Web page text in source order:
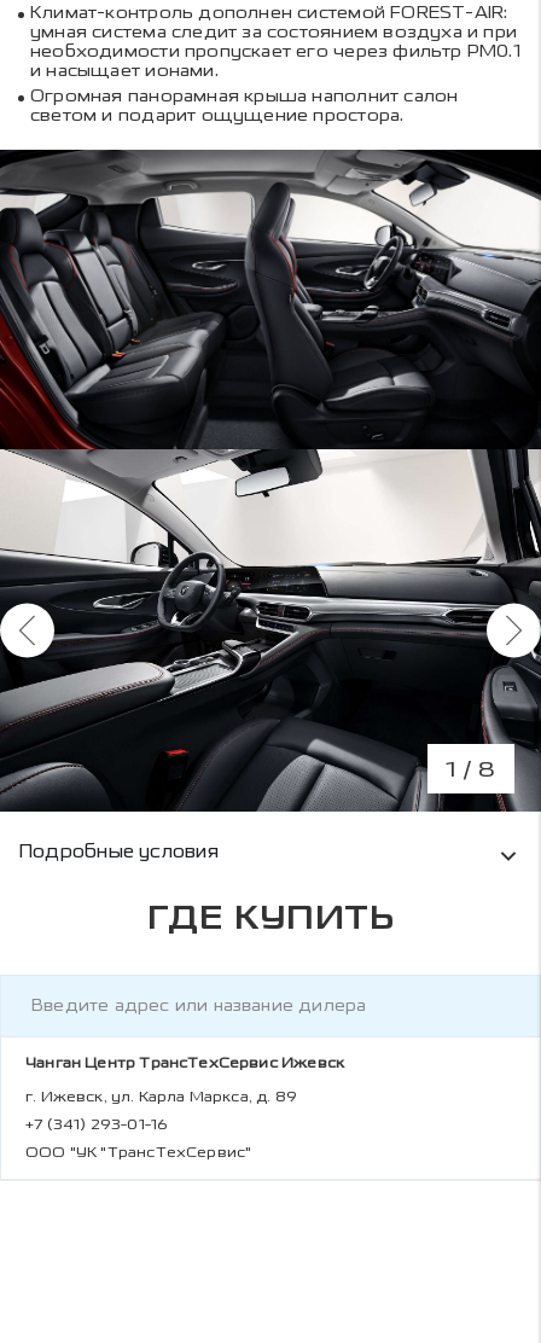
Климат-контроль дополнен системой FOREST-AIR:
умная система следит за состоянием воздуха и при
необходимости пропускает его через фильтр PM0.1
и насыщает ионами.
Огромная панорамная крыша наполнит салон
светом и подарит ощущение простора.
1 / 8
Условия кредитования и информация о
Подробные условия
ГДЕ КУПИТЬ
Чанган Центр ТрансТехСервис Ижевск
г. Ижевск, ул. Карла Маркса, д. 89
+7 (341) 293-01-16
ООО "УК "ТрансТехСервис"